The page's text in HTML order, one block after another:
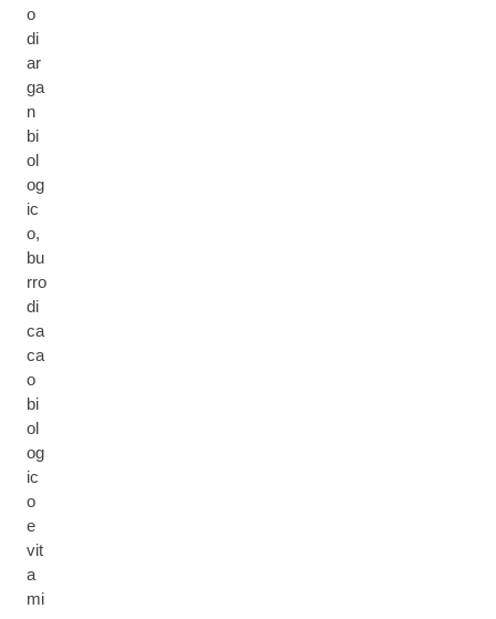
o
di
ar
ga
n
bi
ol
og
ic
o,
bu
rro
di
ca
ca
o
bi
ol
og
ic
o
e
vit
a
mi